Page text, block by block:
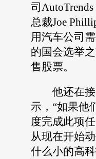
司
总裁Joe
用汽车公司
的国会选举
售股票。
他还在接
示，“如果他
度完成此项
从现在开始
什么小的高